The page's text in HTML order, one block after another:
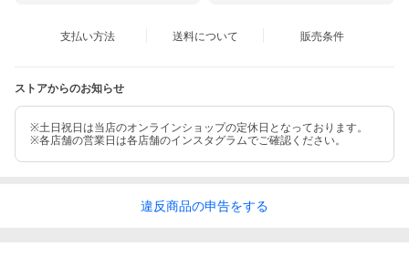
薄手でコットンなのに、シルクのような手触りでさらさらとして
リバティプリントのタナローン生地は、デザインだけでなく、着
心地がよく、着るだけで外出が楽しくなります。
1年中いつも着たくなる服！としておつくりしました。
一度着たら虜になること間違いなし！
洗濯後も乾きやすいタナローン生地。
手軽に軽く持っていけるので旅行やお泊りのときのマストアイテ
支払い方法 送料について 販売条件
ストアからのお知らせ
※土日祝日は当店のオンラインショップの定休日となっております。
※各店舗の営業日は各店舗のインスタグラムでご確認ください。
違反商品の申告をする